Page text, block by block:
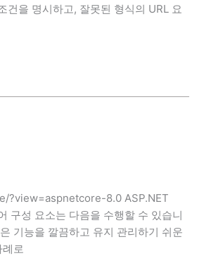
건을 명시하고, 잘못된 형식의 URL 요
?view=aspnetcore-8.0 ASP.NET
구성 요소는 다음을 수행할 수 있습니
기능을 깔끔하고 유지 관리하기 쉬운
로